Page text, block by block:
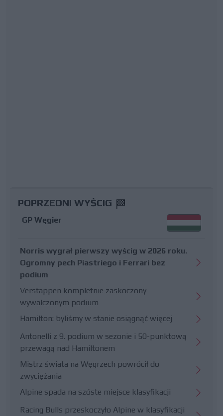
POPRZEDNI WYŚCIG
GP Węgier
Norris wygrał pierwszy wyścig w 2026 roku.
Ogromny pech Piastriego i Ferrari bez
podium
Verstappen kompletnie zaskoczony
wywalczonym podium
Hamilton: byliśmy w stanie osiągnąć więcej
Antonelli z 9. podium w sezonie i 50-punktową
przewagą nad Hamiltonem
Mistrz świata na Węgrzech powrócił do
zwyciężania
Alpine spada na szóste miejsce klasyfikacji
Racing Bulls przeskoczyło Alpine w klasyfikacji